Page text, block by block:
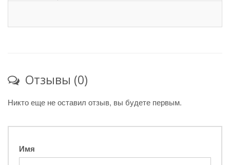
Отзывы (0)
Никто еще не оставил отзыв, вы будете первым.
Имя